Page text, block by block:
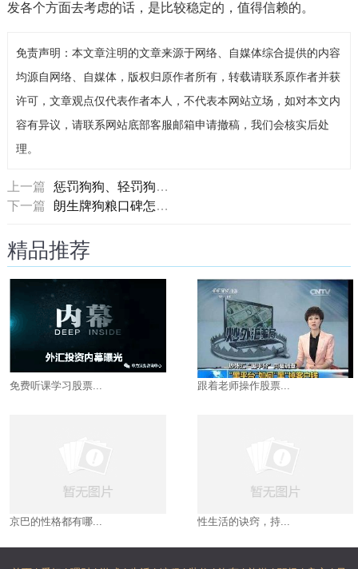
发各个方面去考虑的话，是比较稳定的，值得信赖的。
免责声明：本文章注明的文章来源于网络、自媒体综合提供的内容
均源自网络、自媒体，版权归原作者所有，转载请联系原作者并获
许可，文章观点仅代表作者本人，不代表本网站立场，如对本文内
容有异议，请联系网站底部客服邮箱申请撤稿，我们会核实后处
理。
上一篇
惩罚狗狗、轻罚狗狗的5个禁忌事项
下一篇
朗生牌狗粮口碑怎么样，朗生狗粮好不好？
精品推荐
免费听课学习股票... 跟着老师操作股票...
京巴的性格都有哪... 性生活的诀窍，持...